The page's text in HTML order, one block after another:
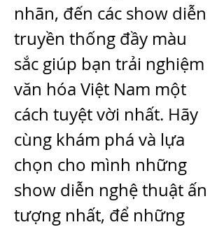
nhãn, đến các show diễn
truyền thống đầy màu
sắc giúp bạn trải nghiệm
văn hóa Việt Nam một
cách tuyệt vời nhất. Hãy
cùng khám phá và lựa
chọn cho mình những
show diễn nghệ thuật ấn
tượng nhất, để những